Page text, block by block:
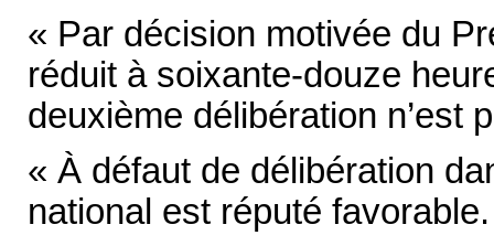
« Par décision motivée du
réduit à soixante-douze
deuxième délibération n’est
« À défaut de délibération
national est réputé favorable.